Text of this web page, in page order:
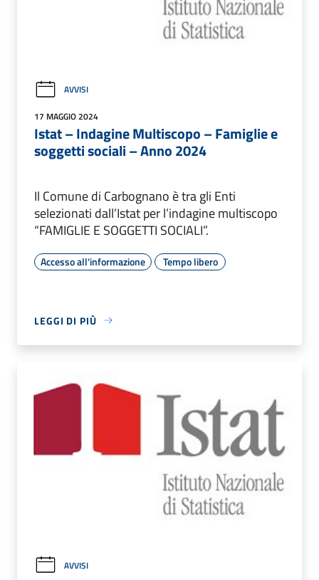
AVVISI
17 MAGGIO 2024
Istat – Indagine Multiscopo – Famiglie e
soggetti sociali – Anno 2024
Il Comune di Carbognano è tra gli Enti
selezionati dall’Istat per l’indagine multiscopo
“FAMIGLIE E SOGGETTI SOCIALI”.
Accesso all'informazione Tempo libero
LEGGI DI PIÙ
AVVISI